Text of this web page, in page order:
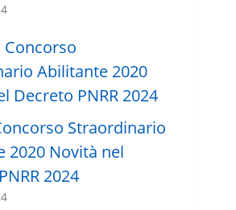
Straordinario
2020 Novità nel
2024